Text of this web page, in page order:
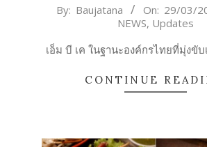
2026-
29
By: Baujatana On: 29/03/
NEWS, Updates
เอ็ม บี เค ในฐานะองค์กรไทยที่มุ่งขั
CONTINUE